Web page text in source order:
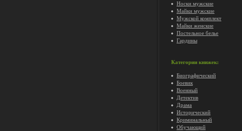
Носки мужские
Майки мужские
Мужской комплект
Майки женские
Постельное белье
Гардины
Категории книжек:
Биографический
Боевик
Военный
Детектив
Драма
Исторический
Криминальный
Обучающий